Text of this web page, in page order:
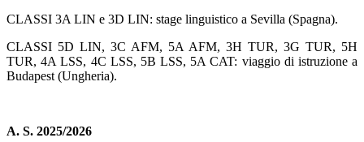
CLASSI 3A LIN e 3D LIN: stage linguistico a Sevilla (Spagna).
CLASSI 5D LIN, 3C AFM, 5A AFM, 3H TUR, 3G TUR, 5H
TUR, 4A LSS, 4C LSS, 5B LSS, 5A CAT: viaggio di istruzione a
Budapest (Ungheria).
A. S. 2025/2026